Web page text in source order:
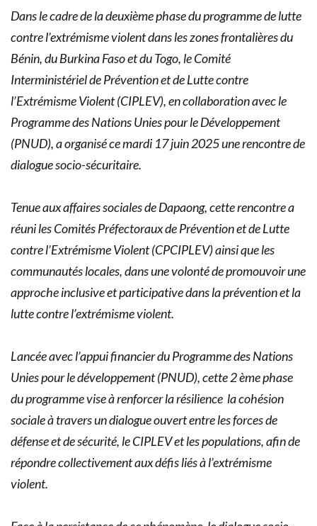
Dans le cadre de la deuxième phase du programme de lutte
contre l’extrémisme violent dans les zones frontalières du
Bénin, du Burkina Faso et du Togo, le Comité
Interministériel de Prévention et de Lutte contre
l’Extrémisme Violent (CIPLEV), en collaboration avec le
Programme des Nations Unies pour le Développement
(PNUD), a organisé ce mardi 17 juin 2025 une rencontre de
dialogue socio-sécuritaire.
Tenue aux affaires sociales de Dapaong, cette rencontre a
réuni les Comités Préfectoraux de Prévention et de Lutte
contre l’Extrémisme Violent (CPCIPLEV) ainsi que les
communautés locales, dans une volonté de promouvoir une
approche inclusive et participative dans la prévention et la
lutte contre l’extrémisme violent.
Lancée avec l’appui financier du Programme des Nations
Unies pour le développement (PNUD), cette 2 ème phase
du programme vise à renforcer la résilience la cohésion
sociale à travers un dialogue ouvert entre les forces de
défense et de sécurité, le CIPLEV et les populations, afin de
répondre collectivement aux défis liés à l’extrémisme
violent.